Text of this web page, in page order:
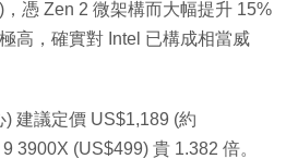
憑 Zen 2 微架構而大幅提升 15%
高，確實對 Intel 已構成相當威
建議定價 US$1,189 (約
3900X (US$499) 貴 1.382 倍。